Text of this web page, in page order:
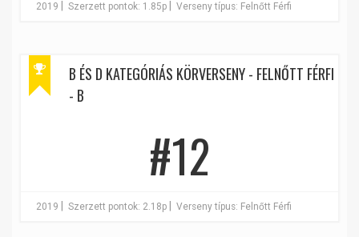
2019 Szerzett pontok: 1.85p Verseny típus: Felnőtt Férfi
B ÉS D KATEGÓRIÁS KÖRVERSENY - FELNŐTT FÉRFI
- B
#12
2019 Szerzett pontok: 2.18p Verseny típus: Felnőtt Férfi